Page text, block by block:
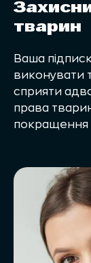
тварин
Ваша
виконувати
сприяти
права
покращення